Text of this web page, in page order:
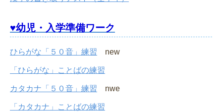
♥幼児・入学準備ワーク
ひらがな「５０音」練習 new
「ひらがな」ことばの練習
カタカナ「５０音」練習 nwe
「カタカナ」ことばの練習